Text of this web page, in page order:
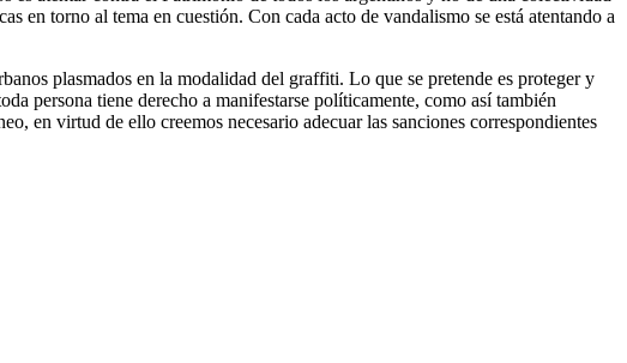
en torno al tema en cuestión. Con cada acto de vandalismo se está atentando a
plasmados en la modalidad del graffiti. Lo que se pretende es proteger y
persona tiene derecho a manifestarse políticamente, como así también
en virtud de ello creemos necesario adecuar las sanciones correspondientes